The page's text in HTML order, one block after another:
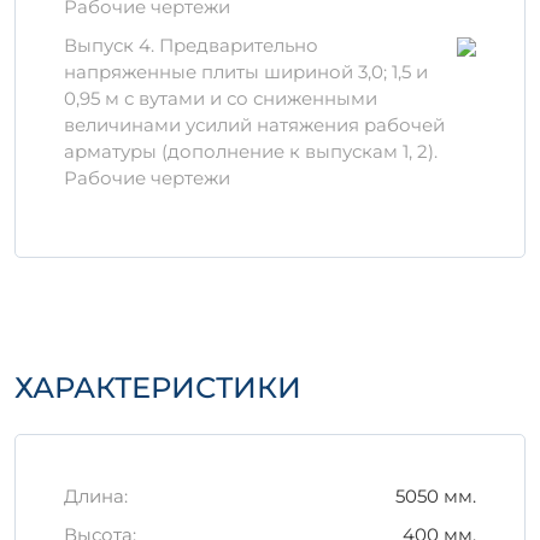
обеспечивают надежность и
долговечность. Важно, что применение
высококачественного арматурного
каркаса гарантирует необходимую
прочность изделия на всем протяжении
его эксплуатации.
Правила хранения и
поверхности, защищенной от влаги и
резких температурных изменений. При
транспортировке рекомендуется
подъемные механизмы для исключения
механических повреждений.
Рабочие чертежи
Выпуск 4. Предварительно
напряженные плиты шириной 3,0; 1,5 и
0,95 м с вутами и со сниженными
величинами усилий натяжения рабочей
арматуры (дополнение к выпускам 1, 2).
Рабочие чертежи
ХАРАКТЕРИСТИКИ
Длина:
5050 мм.
Высота:
400 мм.